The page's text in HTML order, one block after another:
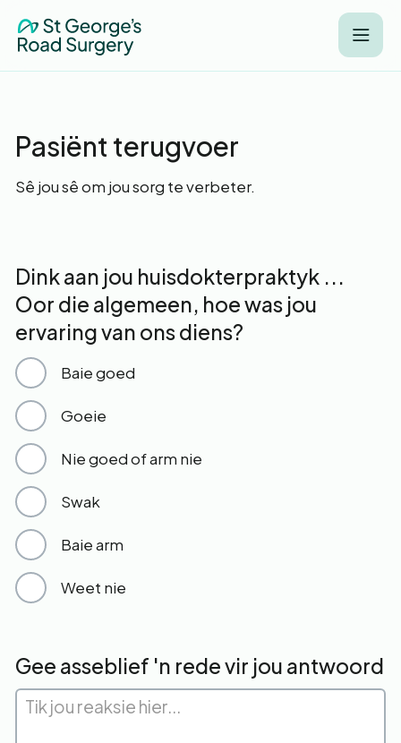
Pasiënt terugvoer
Sê jou sê om jou sorg te verbeter.
Dink aan jou huisdokterpraktyk ...
Oor die algemeen, hoe was jou
ervaring van ons diens?
Baie goed
Goeie
Nie goed of arm nie
Swak
Baie arm
Weet nie
Gee asseblief 'n rede vir jou antwoord